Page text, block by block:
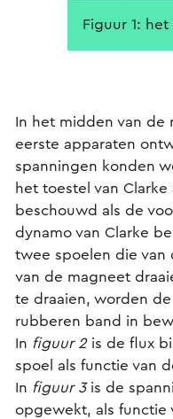
Figuur 1:
In het midden van de
eerste apparaten
spanningen konden
het toestel van
beschouwd als de
dynamo van Clarke
twee spoelen die van
van de magneet
te draaien, worden
rubberen band in
In figuur 2is de flux
spoel als functie van
In figuur 3is de
opgewekt, als functie